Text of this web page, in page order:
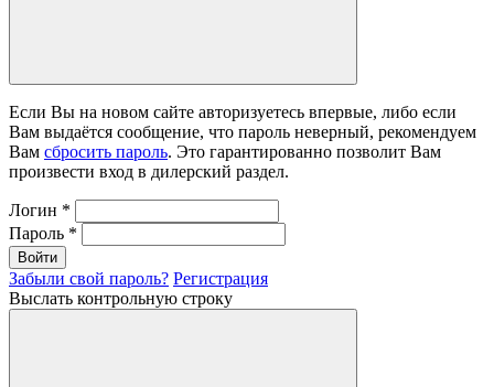
Если Вы на новом сайте авторизуетесь впервые, либо если
Вам выдаётся сообщение, что пароль неверный, рекомендуем
Вам сбросить пароль. Это гарантированно позволит Вам
произвести вход в дилерский раздел.
Логин *
Пароль *
Войти
Забыли свой пароль? Регистрация
Выслать контрольную строку